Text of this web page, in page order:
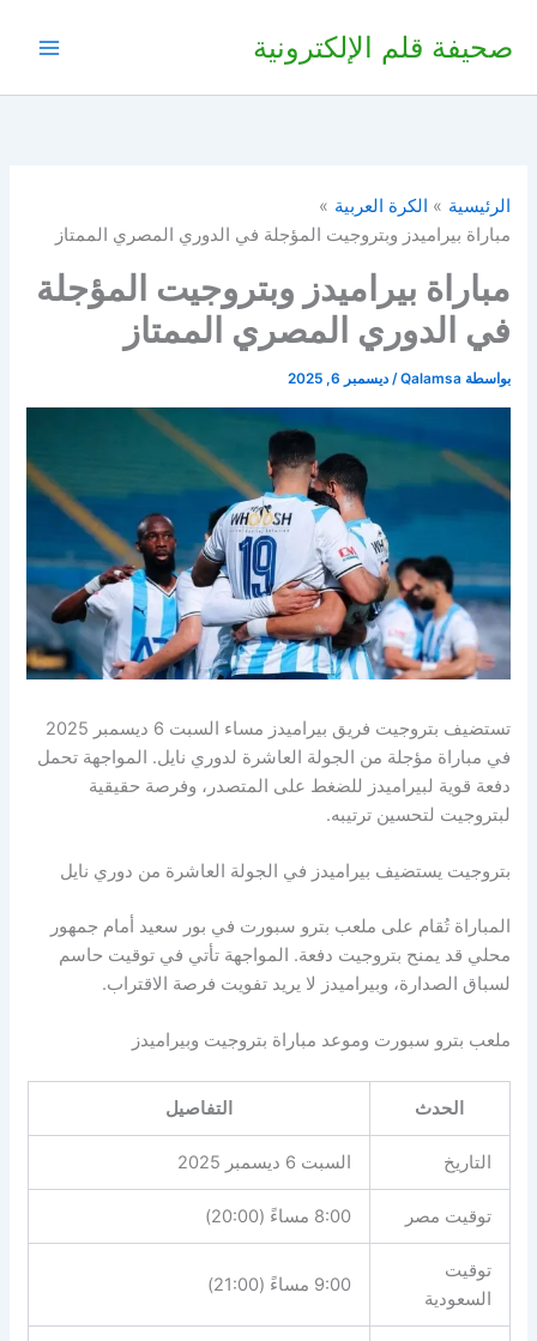
صحيفة قلم الإلكترونية
الرئيسية
الكرة العربية
مباراة بيراميدز وبتروجيت المؤجلة في الدوري المصري الممتاز
مباراة بيراميدز وبتروجيت المؤجلة
في الدوري المصري الممتاز
بواسطة Qalamsa
/ديسمبر 6, 2025
تستضيف بتروجيت فريق بيراميدز مساء السبت 6 ديسمبر 2025
في مباراة مؤجلة من الجولة العاشرة لدوري نايل. المواجهة تحمل
دفعة قوية لبيراميدز للضغط على المتصدر، وفرصة حقيقية
لبتروجيت لتحسين ترتيبه.
بتروجيت يستضيف بيراميدز في الجولة العاشرة من دوري نايل
المباراة تُقام على ملعب بترو سبورت في بور سعيد أمام جمهور
محلي قد يمنح بتروجيت دفعة. المواجهة تأتي في توقيت حاسم
لسباق الصدارة، وبيراميدز لا يريد تفويت فرصة الاقتراب.
ملعب بترو سبورت وموعد مباراة بتروجيت وبيراميدز
الحدث التفاصيل
التاريخ السبت 6 ديسمبر 2025
توقيت مصر 8:00 مساءً (20:00)
توقيت
السعودية
9:00 مساءً (21:00)